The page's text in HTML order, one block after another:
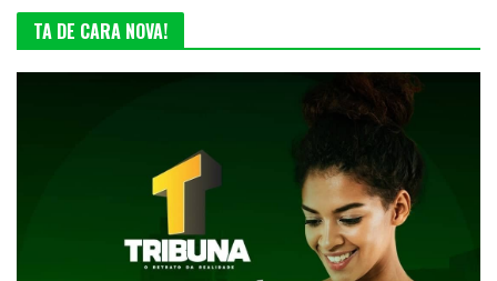
TA DE CARA NOVA!